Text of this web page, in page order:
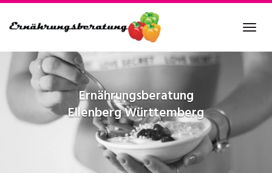
to
content
Ernährungsberatung
Ellenberg Württemberg